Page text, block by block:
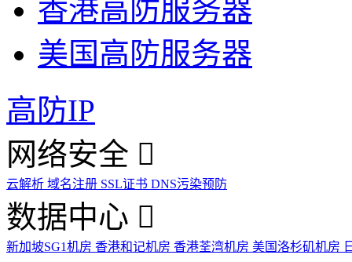
香港高防服务器
美国高防服务器
高防IP
网络安全
云解析 域名注册 SSL证书 DNS污染预防
数据中心
新加坡SG1机房 香港和记机房 香港荃湾机房 美国洛杉矶机房